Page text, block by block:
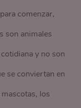
comenzar,
son animales
y no son
se conviertan en
los